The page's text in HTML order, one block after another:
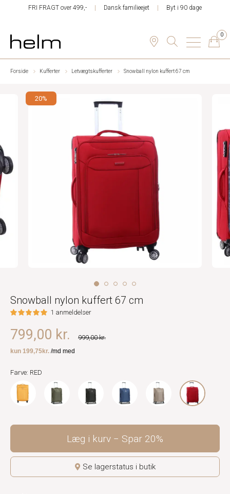
FRI FRAGT over 499,- Dansk familieejet Byt i 90 dage
0
Forside Kufferter Letvægtskufferter Snowball nylon kuffert 67 cm
20%
Snowball nylon kuffert 67 cm
1 anmeldelser
999,00 kr.
799,00 kr.
Farve: RED
Læg i kurv Spar 20%
Se lagerstatus i butik